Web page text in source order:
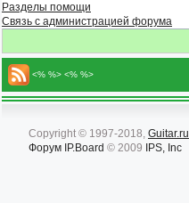
Разделы помощи
Связь с администрацией форума
<% %> <% %>
Copyright © 1997-2018, Guitar.ru
Форум IP.Board © 2009 IPS, Inc